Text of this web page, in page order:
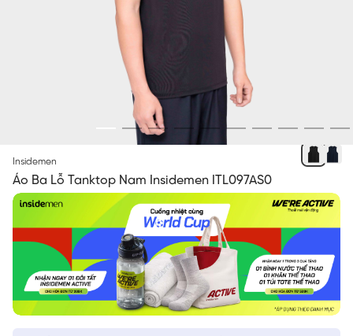
Insidemen
Áo Ba Lỗ Tanktop Nam Insidemen ITL097AS0